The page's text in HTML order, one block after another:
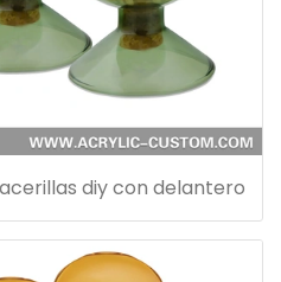
diy con delantero